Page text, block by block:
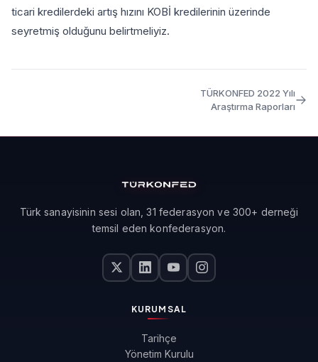
ticari kredilerdeki artış hızını KOBİ kredilerinin üzerinde
seyretmiş olduğunu belirtmeliyiz.
TÜRKONFED 2022 Yılı
Araştırma Raporları
Türk sanayisinin sesi olan, 31 federasyon ve 300+ derneği
temsil eden konfederasyon.
KURUMSAL
Tarihçe
Yönetim Kurulu